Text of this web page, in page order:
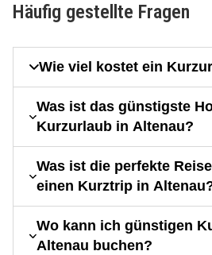
Häufig gestellte Fragen
Wie viel kostet ein
Was ist das günstigste
Kurzurlaub in Altenau?
Was ist die perfekte
einen Kurztrip in
Wo kann ich günstigen
Altenau buchen?